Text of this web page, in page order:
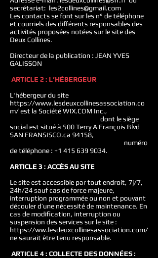
secrétariat: les2collines@gmail.com
Les contacts se font sur les n° de téléphone
et courriels des différents responsables des
activités proposées notées sur le site des
Deux Collines.
Directeur de la publication : JEAN YVES
GALISSON
ARTICLE 2 : L’HÉBERGEUR
L'hébergeur du site
https://www.lesdeuxcollinesassociation.co
m/est la Société WIX.COM Inc.,
dont le siège
social est situé à 500 Terry A François Blvd
SAN FRANSISCO.ca 94158,
numéro
de téléphone : +1 415 639 9034.
ARTICLE 3 : ACCÈS AU SITE
Le site est accessible par tout endroit, 7j/7,
24h/24 sauf cas de force majeure,
interruption programmée ou non et pouvant
découler d’une nécessité de maintenance. En
cas de modification, interruption ou
suspension des services sur le site :
https://ww.lesdeuxcollinesassociation.com/
ne saurait être tenu responsable.
ARTICLE 4 : COLLECTE DES DONNÉES :